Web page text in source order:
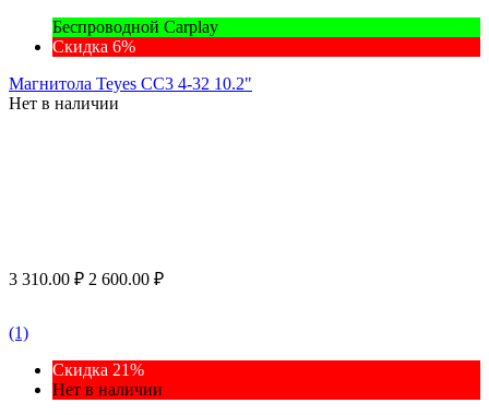
Беспроводной Carplay
Скидка 6%
Магнитола Teyes CC3 4-32 10.2"
Нет в наличии
3 310.00 ₽ 2 600.00 ₽
(1)
Скидка 21%
Нет в наличии